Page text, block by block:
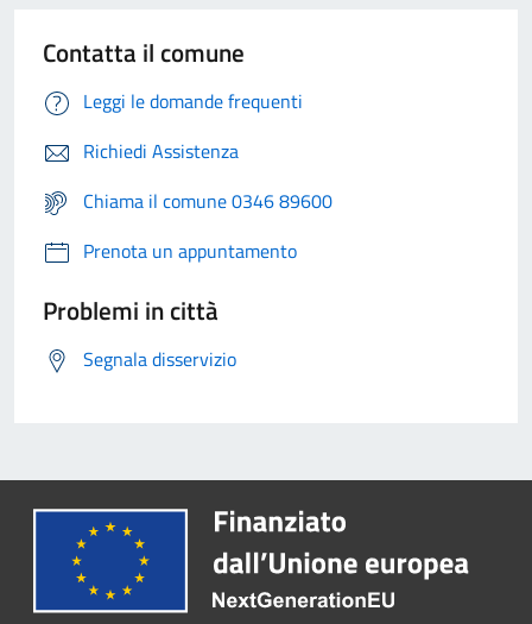
Contatta il comune
Leggi le domande frequenti
Richiedi Assistenza
Chiama il comune 0346 89600
Prenota un appuntamento
Problemi in città
Segnala disservizio